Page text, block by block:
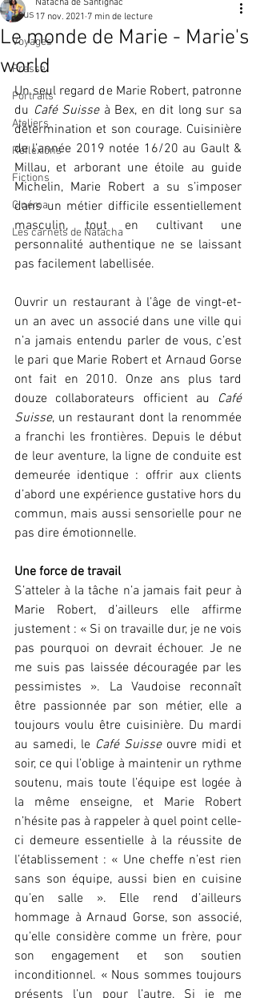
Tous
Voyages
Presse
Portraits
Ateliers
Réflexions
Fictions
Cinéma
Les carnets de Natacha
Le monde de Marie - Marie's
world
Natacha de Santignac
17 nov. 2021 7 min de lecture
Un seul regard de Marie Robert, patronne
du Café Suisse à Bex, en dit long sur sa
détermination et son courage. Cuisinière
de l’année 2019 notée 16/20 au Gault &
Millau, et arborant une étoile au guide
Michelin, Marie Robert a su s’imposer
dans un métier difficile essentiellement
masculin, tout en cultivant une
personnalité authentique ne se laissant
pas facilement labellisée.
Ouvrir un restaurant à l’âge de vingt-et-
un an avec un associé dans une ville qui
n’a jamais entendu parler de vous, c’est
le pari que Marie Robert et Arnaud Gorse
ont fait en 2010. Onze ans plus tard
douze collaborateurs officient au Café
Suisse, un restaurant dont la renommée
a franchi les frontières. Depuis le début
de leur aventure, la ligne de conduite est
demeurée identique : offrir aux clients
d’abord une expérience gustative hors du
commun, mais aussi sensorielle pour ne
pas dire émotionnelle.
Une force de travail
S’atteler à la tâche n’a jamais fait peur à
Marie Robert, d’ailleurs elle affirme
justement : « Si on travaille dur, je ne vois
pas pourquoi on devrait échouer. Je ne
me suis pas laissée découragée par les
pessimistes ». La Vaudoise reconnaît
être passionnée par son métier, elle a
toujours voulu être cuisinière. Du mardi
au samedi, le Café Suisse ouvre midi et
soir, ce qui l’oblige à maintenir un rythme
soutenu, mais toute l’équipe est logée à
la même enseigne, et Marie Robert
n’hésite pas à rappeler à quel point celle-
ci demeure essentielle à la réussite de
l’établissement : « Une cheffe n’est rien
sans son équipe, aussi bien en cuisine
qu’en salle ». Elle rend d’ailleurs
hommage à Arnaud Gorse, son associé,
qu’elle considère comme un frère, pour
son engagement et son soutien
inconditionnel. « Nous sommes toujours
présents l’un pour l’autre. Si je me